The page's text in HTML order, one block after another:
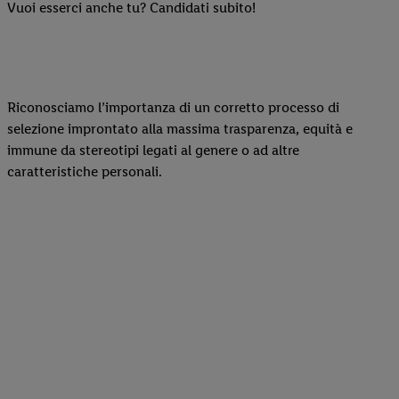
Vuoi esserci anche tu? Candidati subito!
Riconosciamo l’importanza di un corretto processo di
selezione improntato alla massima trasparenza, equità e
immune da stereotipi legati al genere o ad altre
caratteristiche personali.